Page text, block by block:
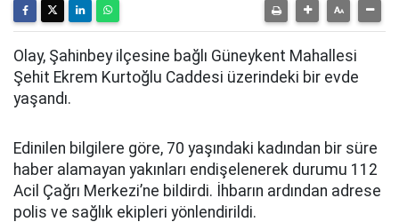
Olay, Şahinbey ilçesine bağlı Güneykent Mahallesi
Şehit Ekrem Kurtoğlu Caddesi üzerindeki bir evde
yaşandı.
Edinilen bilgilere göre, 70 yaşındaki kadından bir süre
haber alamayan yakınları endişelenerek durumu 112
Acil Çağrı Merkezi’ne bildirdi. İhbarın ardından adrese
polis ve sağlık ekipleri yönlendirildi.